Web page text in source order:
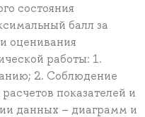
состояния
балл за
оценивания
работы: 1.
2. Соблюдение
показателей и
данных – диаграмм и